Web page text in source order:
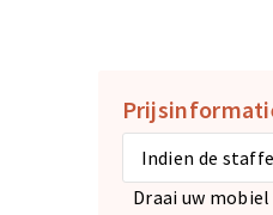
Indien de
Draai uw